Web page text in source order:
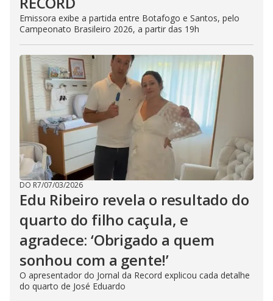
Emissora exibe a partida entre Botafogo e Santos, pelo
Campeonato Brasileiro 2026, a partir das 19h
DO R7/07/03/2026
Edu Ribeiro revela o resultado do
quarto do filho caçula, e
agradece: ‘Obrigado a quem
sonhou com a gente!’
O apresentador do Jornal da Record explicou cada detalhe
do quarto de José Eduardo